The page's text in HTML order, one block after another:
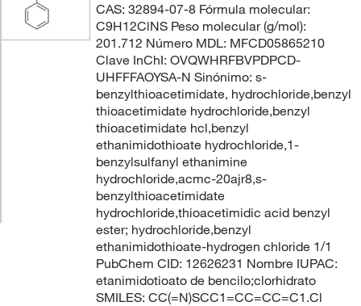
CAS: 32894-07-8 Fórmula molecular:
C9H12ClNS Peso molecular (g/mol):
201.712 Número MDL: MFCD05865210
Clave InChI: OVQWHRFBVPDPCD-
UHFFFAOYSA-N Sinónimo: s-
benzylthioacetimidate, hydrochloride,benzyl
thioacetimidate hydrochloride,benzyl
thioacetimidate hcl,benzyl
ethanimidothioate hydrochloride,1-
benzylsulfanyl ethanimine
hydrochloride,acmc-20ajr8,s-
benzylthioacetimidate
hydrochloride,thioacetimidic acid benzyl
ester; hydrochloride,benzyl
ethanimidothioate-hydrogen chloride 1/1
PubChem CID: 12626231 Nombre IUPAC:
etanimidotioato de bencilo;clorhidrato
SMILES: CC(=N)SCC1=CC=CC=C1.Cl